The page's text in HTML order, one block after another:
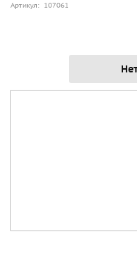
Артикул: 107061